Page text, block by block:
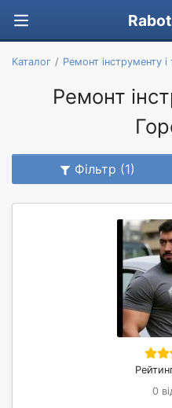
Каталог Ремонт інструменту і
Ремонт
Фільтр (1)
0